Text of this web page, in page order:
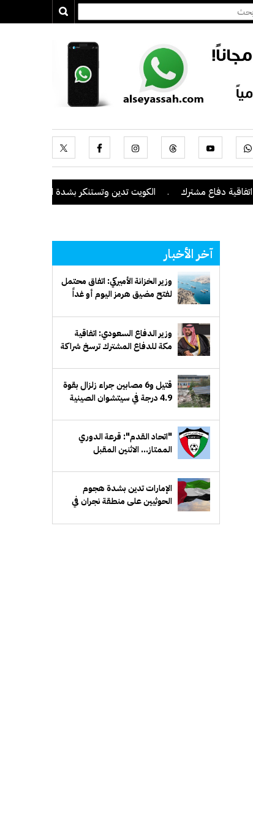
دفاع مشترك . الكويت تدين وتستنكر بشدة اعتداءات ميليشيا
آخر الأخبار
وزير الخزانة الأميركي: اتفاق محتمل
لفتح مضيق هرمز اليوم أو غداً
وزير الدفاع السعودي: اتفاقية
مكة للدفاع المشترك ترسخ شراكة
قتيل و6 مصابين جراء زلزال بقوة
4.9 درجة في سيتشوان الصينية
"اتحاد القدم": قرعة الدوري
الممتاز... الاثنين المقبل
الإمارات تدين بشدة هجوم
الحوثيين على منطقة نجران في